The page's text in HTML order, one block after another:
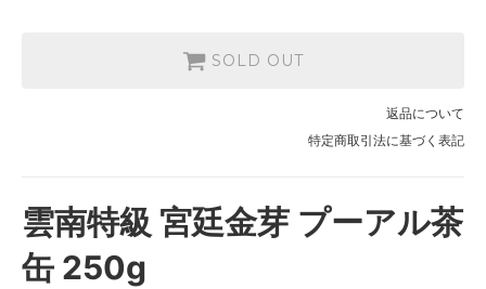
SOLD OUT
返品について
特定商取引法に基づく表記
雲南特級 宮廷金芽 プーアル茶
缶 250g